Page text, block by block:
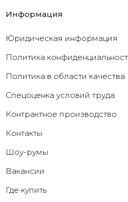
Информация
Юридическая информация
Политика
Политика в области качества
Cпецоценка условий труда
Контрактное производство
Контакты
Шоу-румы
Вакансии
Где купить